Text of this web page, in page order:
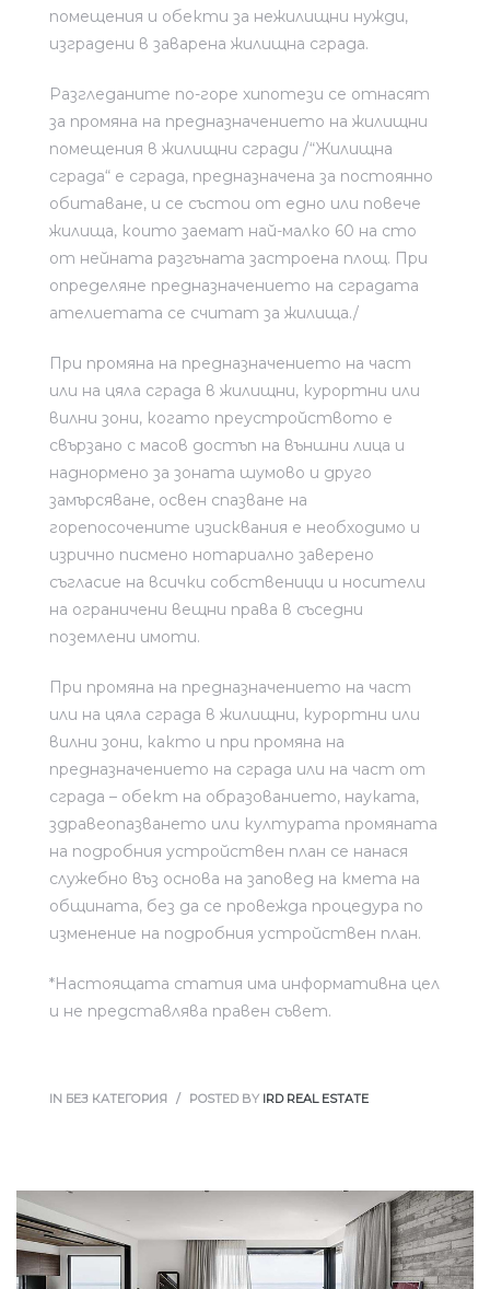
помещения и обекти за нежилищни нужди,
изградени в заварена жилищна сграда.
Разгледаните по-горе хипотези се отнасят
за промяна на предназначението на жилищни
помещения в жилищни сгради /“Жилищна
сграда“ е сграда, предназначена за постоянно
обитаване, и се състои от едно или повече
жилища, които заемат най-малко 60 на сто
от нейната разгъната застроена площ. При
определяне предназначението на сградата
ателиетата се считат за жилища./
При промяна на предназначението на част
или на цяла сграда в жилищни, курортни или
вилни зони, когато преустройството е
свързано с масов достъп на външни лица и
наднормено за зоната шумово и друго
замърсяване, освен спазване на
горепосочените изисквания е необходимо и
изрично писмено нотариално заверено
съгласие на всички собственици и носители
на ограничени вещни права в съседни
поземлени имоти.
При промяна на предназначението на част
или на цяла сграда в жилищни, курортни или
вилни зони, както и при промяна на
предназначението на сграда или на част от
сграда – обект на образованието, науката,
здравеопазването или културата промяната
на подробния устройствен план се нанася
служебно въз основа на заповед на кмета на
общината, без да се провежда процедура по
изменение на подробния устройствен план.
*Настоящата статия има информативна цел
и не представлява правен съвет.
IN БЕЗ КАТЕГОРИЯ POSTED BY IRD REAL ESTATE